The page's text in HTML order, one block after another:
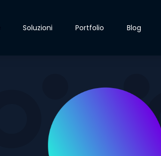
Soluzioni Portfolio Blog